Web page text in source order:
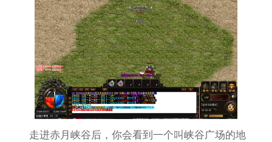
走进赤月峡谷后，你会看到一个叫峡谷广场的地